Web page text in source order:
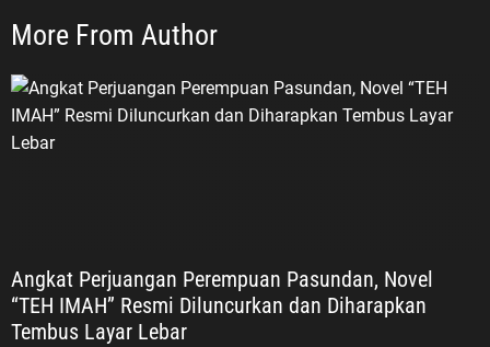
More From Author
Angkat Perjuangan Perempuan Pasundan, Novel
“TEH IMAH” Resmi Diluncurkan dan Diharapkan
Tembus Layar Lebar